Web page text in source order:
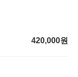
420,000원